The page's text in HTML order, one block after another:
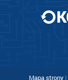
Mapa strony |